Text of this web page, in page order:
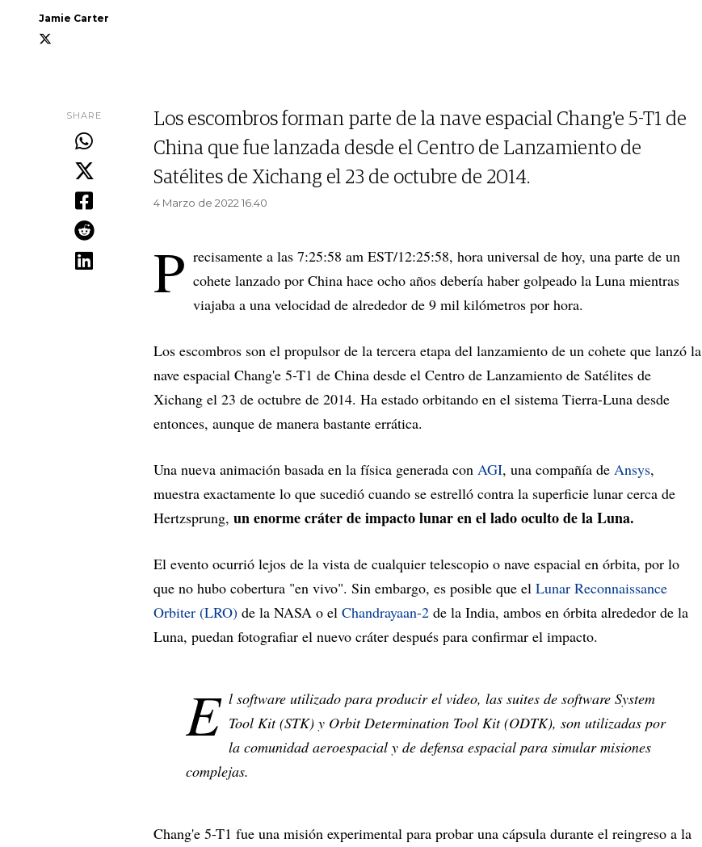
Jamie Carter
SHARE
Los escombros forman parte de la nave espacial Chang'e 5-T1 de
China que fue lanzada desde el Centro de Lanzamiento de
Satélites de Xichang el 23 de octubre de 2014.
4 Marzo de 2022 16.40
P recisamente a las 7:25:58 am EST/12:25:58, hora universal de hoy, una parte de un
cohete lanzado por China hace ocho años debería haber golpeado la Luna mientras
viajaba a una velocidad de alrededor de 9 mil kilómetros por hora.
Los escombros son el propulsor de la tercera etapa del lanzamiento de un cohete que lanzó la
nave espacial Chang'e 5-T1 de China desde el Centro de Lanzamiento de Satélites de
Xichang el 23 de octubre de 2014. Ha estado orbitando en el sistema Tierra-Luna desde
entonces, aunque de manera bastante errática.
Una nueva animación basada en la física generada con AGI, una compañía de Ansys,
muestra exactamente lo que sucedió cuando se estrelló contra la superficie lunar cerca de
Hertzsprung, un enorme cráter de impacto lunar en el lado oculto de la Luna.
El evento ocurrió lejos de la vista de cualquier telescopio o nave espacial en órbita, por lo
que no hubo cobertura "en vivo". Sin embargo, es posible que el Lunar Reconnaissance
Orbiter (LRO) de la NASA o el Chandrayaan-2 de la India, ambos en órbita alrededor de la
Luna, puedan fotografiar el nuevo cráter después para confirmar el impacto.
E l software utilizado para producir el video, las suites de software System
Tool Kit (STK) y Orbit Determination Tool Kit (ODTK), son utilizadas por
la comunidad aeroespacial y de defensa espacial para simular misiones
complejas.
Chang'e 5-T1 fue una misión experimental para probar una cápsula durante el reingreso a la